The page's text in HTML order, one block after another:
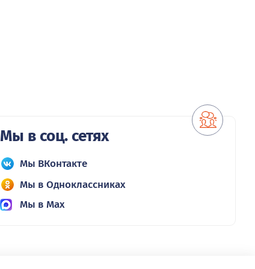
Мы в соц. сетях
Мы ВКонтакте
Мы в Одноклассниках
Мы в Max